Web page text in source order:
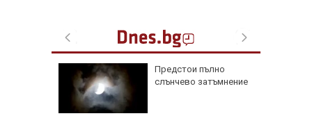
Предстои пълно
слънчево затъмнение